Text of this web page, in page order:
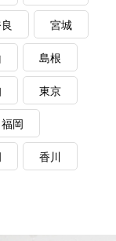
宮城
島根
東京
福岡
香川